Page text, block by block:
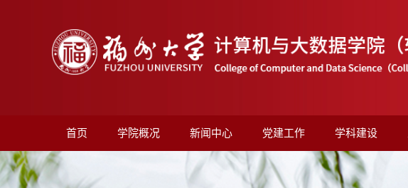
首页 学院概况 新闻中心 党建工作 学科建设